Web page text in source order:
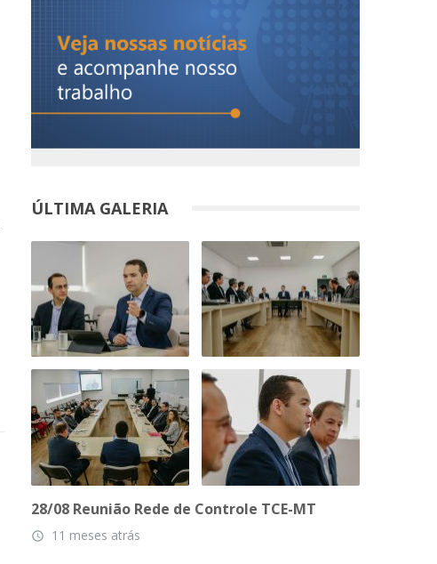
ÚLTIMA GALERIA
28/08 Reunião Rede de Controle TCE-MT
access_time 11 meses atrás